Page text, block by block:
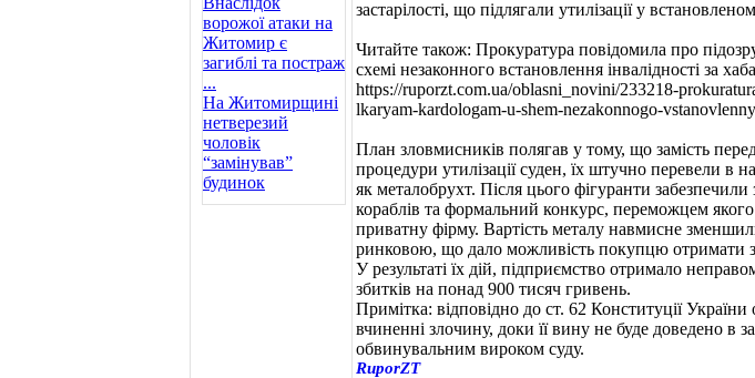
ворожої атаки на
Житомир є
загиблі та постраж
...
На Житомирщині
нетверезий
чоловік
“замінував”
будинок
застарілості, що підлягали утилізації у
Читайте також: Прокуратура повідомила про
схемі незаконного встановлення інвалідності за
https://ruporzt.com.ua/oblasni_novini/233218-
lkaryam-kardologam-u-shem-nezakonnogo-
План зловмисників полягав у тому, що замість
процедури утилізації суден, їх штучно перевели в
як металобрухт. Після цього фігуранти забезпечили
кораблів та формальний конкурс, переможцем якого
приватну фірму. Вартість металу навмисне
ринковою, що дало можливість покупцю отримати
У результаті їх дій, підприємство отримало
збитків на понад 900 тисяч гривень.
Примітка: відповідно до ст. 62 Конституції
вчиненні злочину, доки її вину не буде доведено в
обвинувальним вироком суду.
RuporZT